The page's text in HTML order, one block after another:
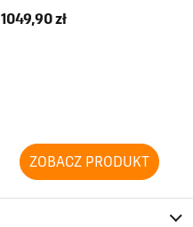
1049,90 zł
ZOBACZ PRODUKT